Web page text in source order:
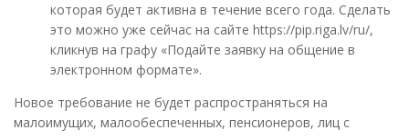
которая будет активна в течение всего года. Сделать
это можно уже сейчас на сайте https://pip.riga.lv/ru/,
кликнув на графу «Подайте заявку на общение в
электронном формате».
Новое требование не будет распространяться на
малоимущих, малообеспеченных, пенсионеров, лиц с